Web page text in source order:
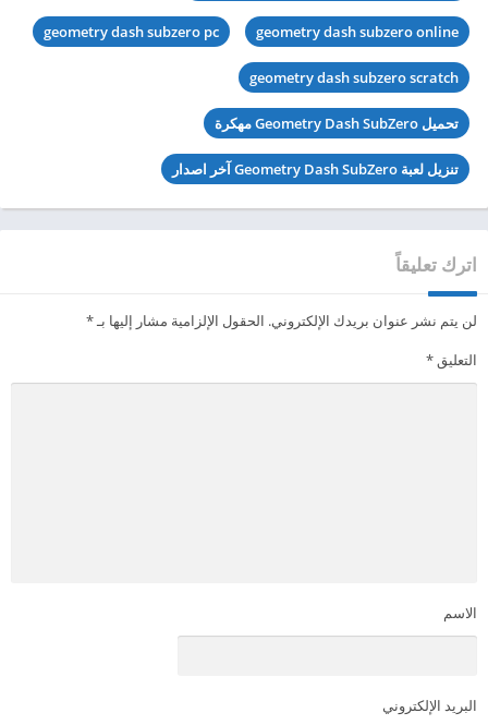
geometry dash subzero online
geometry dash subzero pc
geometry dash subzero scratch
تحميل Geometry Dash SubZero مهكرة
تنزيل لعبة Geometry Dash SubZero آخر اصدار
اترك تعليقاً
لن يتم نشر عنوان بريدك الإلكتروني. الحقول الإلزامية مشار إليها بـ*
التعليق*
الاسم
البريد الإلكتروني